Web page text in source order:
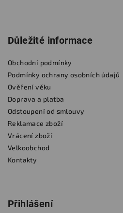
Důležité informace
Obchodní podmínky
Podmínky ochrany osobních údajů
Ověření věku
Doprava a platba
Odstoupení od smlouvy
Reklamace zboží
Vrácení zboží
Velkoobchod
Kontakty
Přihlášení